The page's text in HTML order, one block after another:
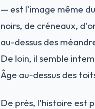
— est l'image même
noirs, de créneaux,
au-dessus des
De loin, il semble
Âge au-dessus des
De près, l'histoire est